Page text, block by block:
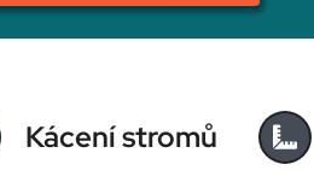
Kácení stromů